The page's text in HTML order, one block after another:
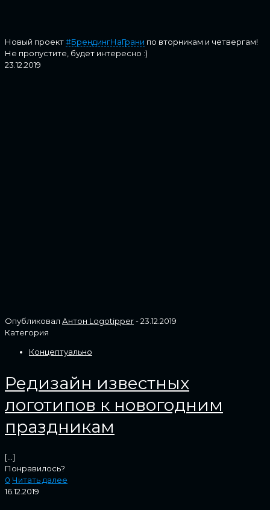
Новый проект#БрендингНаГрани по вторникам и четвергам!
Не пропустите, будет интересно :)
23.12.2019
Опубликовал Антон Logotipper-23.12.2019
Категория
Концептуально
Редизайн известных
логотипов к новогодним
праздникам
[…]
Понравилось?
0 Читать далее
16.12.2019